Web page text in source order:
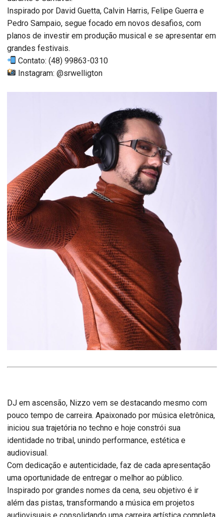
Inspirado por David Guetta, Calvin Harris, Felipe Guerra e
Pedro Sampaio, segue focado em novos desafios, com
planos de investir em produção musical e se apresentar em
grandes festivais.
Contato: (48) 99863-0310
Instagram: @srwelligton
DJ em ascensão, Nizzo vem se destacando mesmo com
pouco tempo de carreira. Apaixonado por música eletrônica,
iniciou sua trajetória no techno e hoje constrói sua
identidade no tribal, unindo performance, estética e
audiovisual.
Com dedicação e autenticidade, faz de cada apresentação
uma oportunidade de entregar o melhor ao público.
Inspirado por grandes nomes da cena, seu objetivo é ir
além das pistas, transformando a música em projetos